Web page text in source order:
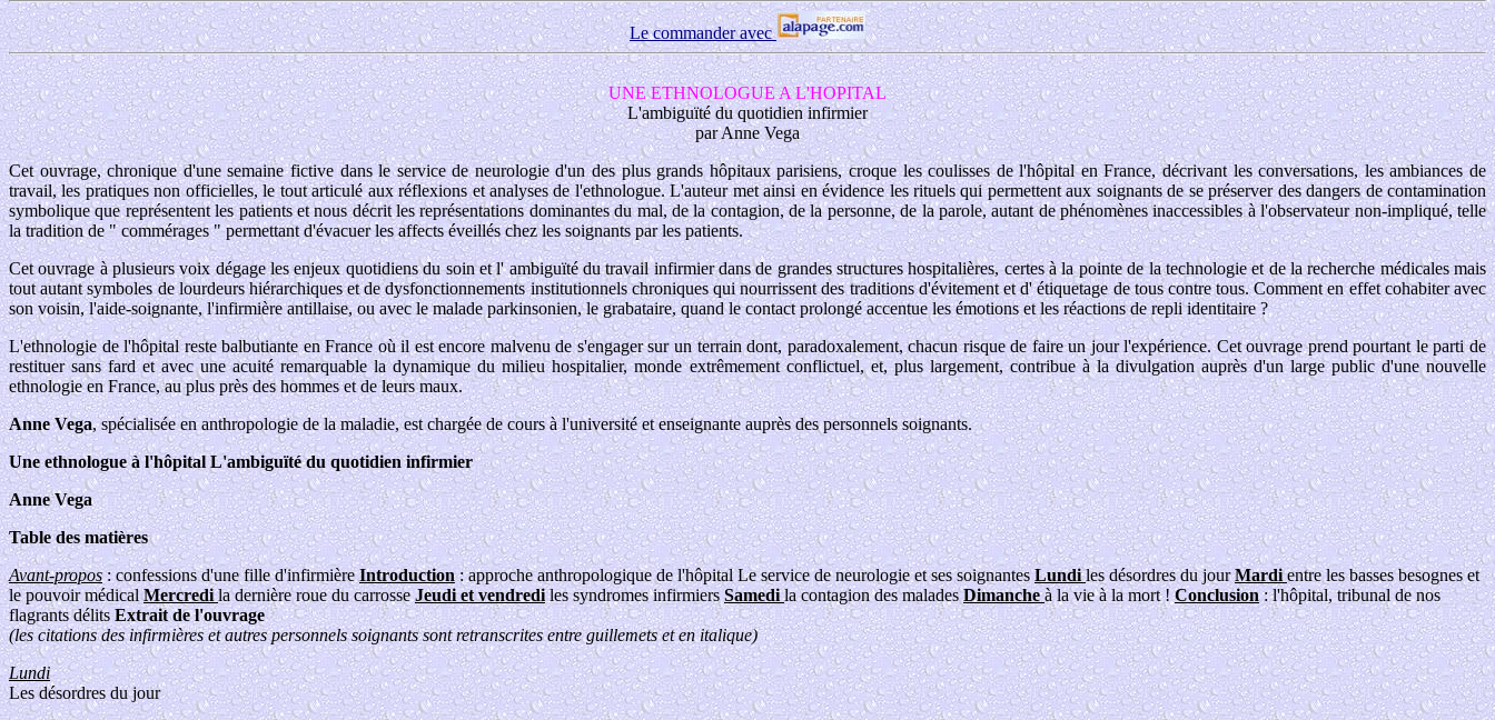
Le commander avec
UNE ETHNOLOGUE A L'HOPITAL
L'ambiguïté du quotidien infirmier
par Anne Vega
Cet ouvrage, chronique d'une semaine fictive dans le service de neurologie d'un des plus grands hôpitaux parisiens, croque les coulisses de l'hôpital en France, décrivant les conversations, les ambiances de
travail, les pratiques non officielles, le tout articulé aux réflexions et analyses de l'ethnologue. L'auteur met ainsi en évidence les rituels qui permettent aux soignants de se préserver des dangers de contamination
symbolique que représentent les patients et nous décrit les représentations dominantes du mal, de la contagion, de la personne, de la parole, autant de phénomènes inaccessibles à l'observateur non-impliqué, telle
la tradition de " commérages " permettant d'évacuer les affects éveillés chez les soignants par les patients.
Cet ouvrage à plusieurs voix dégage les enjeux quotidiens du soin et l' ambiguïté du travail infirmier dans de grandes structures hospitalières, certes à la pointe de la technologie et de la recherche médicales mais
tout autant symboles de lourdeurs hiérarchiques et de dysfonctionnements institutionnels chroniques qui nourrissent des traditions d'évitement et d' étiquetage de tous contre tous. Comment en effet cohabiter avec
son voisin, l'aide-soignante, l'infirmière antillaise, ou avec le malade parkinsonien, le grabataire, quand le contact prolongé accentue les émotions et les réactions de repli identitaire ?
L'ethnologie de l'hôpital reste balbutiante en France où il est encore malvenu de s'engager sur un terrain dont, paradoxalement, chacun risque de faire un jour l'expérience. Cet ouvrage prend pourtant le parti de
restituer sans fard et avec une acuité remarquable la dynamique du milieu hospitalier, monde extrêmement conflictuel, et, plus largement, contribue à la divulgation auprès d'un large public d'une nouvelle
ethnologie en France, au plus près des hommes et de leurs maux.
Anne Vega, spécialisée en anthropologie de la maladie, est chargée de cours à l'université et enseignante auprès des personnels soignants.
Une ethnologue à l'hôpital L'ambiguïté du quotidien infirmier
Anne Vega
Table des matières
Avant-propos: confessions d'une fille d'infirmièreIntroduction: approche anthropologique de l'hôpital Le service de neurologie et ses soignantesLundiles désordres du jourMardientre les basses besognes et
le pouvoir médicalMercredila dernière roue du carrosseJeudi et vendrediles syndromes infirmiers Samedila contagion des maladesDimancheà la vie à la mort !Conclusion: l'hôpital, tribunal de nos
flagrants délits Extrait de l'ouvrage
(les citations des infirmières et autres personnels soignants sont retranscrites entre guillemets et en italique)
Lundi
Les désordres du jour